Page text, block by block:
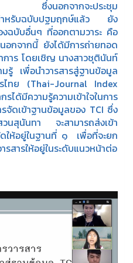
ลน์ ซึ่งนอกจากจะประชุม
สำหรับฉบับปฐมฤกษ์แล้ว ยัง
ฉบับอื่นๆ ที่ออกตามวาระ คือ
กจากนี้ ยังได้มีการถ่ายทอด
การ โดยเชิญ นางสาวชุตินันท์
รู้ เพื่อนำวารสารสู่ฐานข้อมูล
รไทย (Thai-Journal Index
ด้มีความรู้ความเข้าใจในการ
จัดเข้าฐานข้อมูลของ TCI ซึ่ง
วนสุนันทา จะสามารถส่งเข้า
ให้อยู่ในฐานที่ ๑ เพื่อที่จะยก
สารให้อยู่ในระดับแนวหน้าต่อ